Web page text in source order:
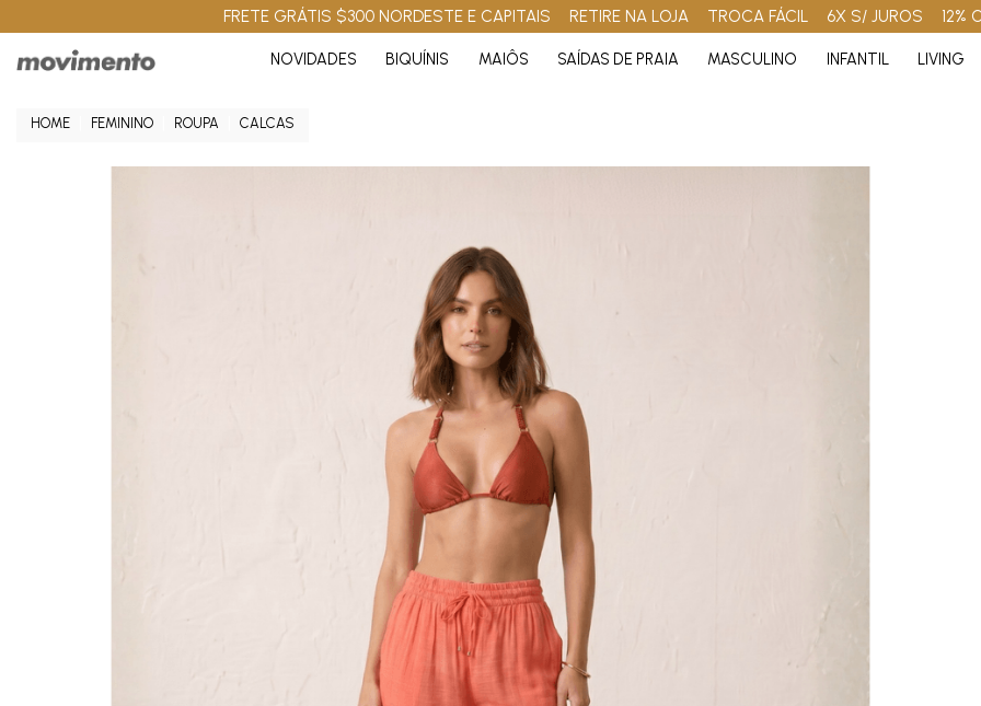
FRETE GRÁTIS $300 NORDESTE E CAPITAIS RETIRE NA LOJA TROCA FÁCIL 6X S/ JUROS 12%
NOVIDADES BIQUÍNIS MAIÔS SAÍDAS DE PRAIA MASCULINO INFANTIL LIVING
FEMININO ROUPA CALCAS